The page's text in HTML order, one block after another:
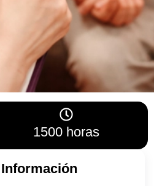
1500 horas